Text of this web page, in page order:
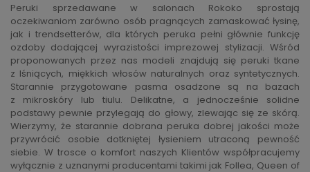
Peruki sprzedawane w salonach Rokoko sprostają
oczekiwaniom zarówno osób pragnących zamaskować łysinę,
jak i trendsetterów, dla których peruka pełni głównie funkcję
ozdoby dodającej wyrazistości imprezowej stylizacji. Wśród
proponowanych przez nas modeli znajdują się peruki tkane
z lśniących, miękkich włosów naturalnych oraz syntetycznych.
Starannie przygotowane pasma osadzone są na bazach
z mikroskóry lub tiulu. Delikatne, a jednocześnie solidne
podstawy pewnie przylegają do głowy, zlewając się ze skórą.
Wierzymy, że starannie dobrana peruka dobrej jakości może
przywrócić osobie dotkniętej łysieniem utraconą pewność
siebie. W trosce o komfort naszych Klientów współpracujemy
wyłącznie z uznanymi producentami takimi jak Follea, Queen of